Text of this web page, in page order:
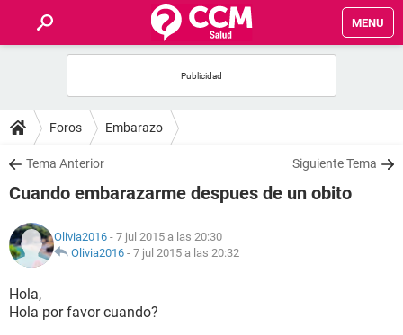
MENU
FOROS
SALUD
NUTRICIÓN
BIENESTAR
Foros Embarazo
Tema Anterior Siguiente Tema
Cuando embarazarme despues de un obito
Olivia2016 - 7 jul 2015 a las 20:30
Olivia2016 - 7 jul 2015 a las 20:32
Hola,
Hola por favor cuando?